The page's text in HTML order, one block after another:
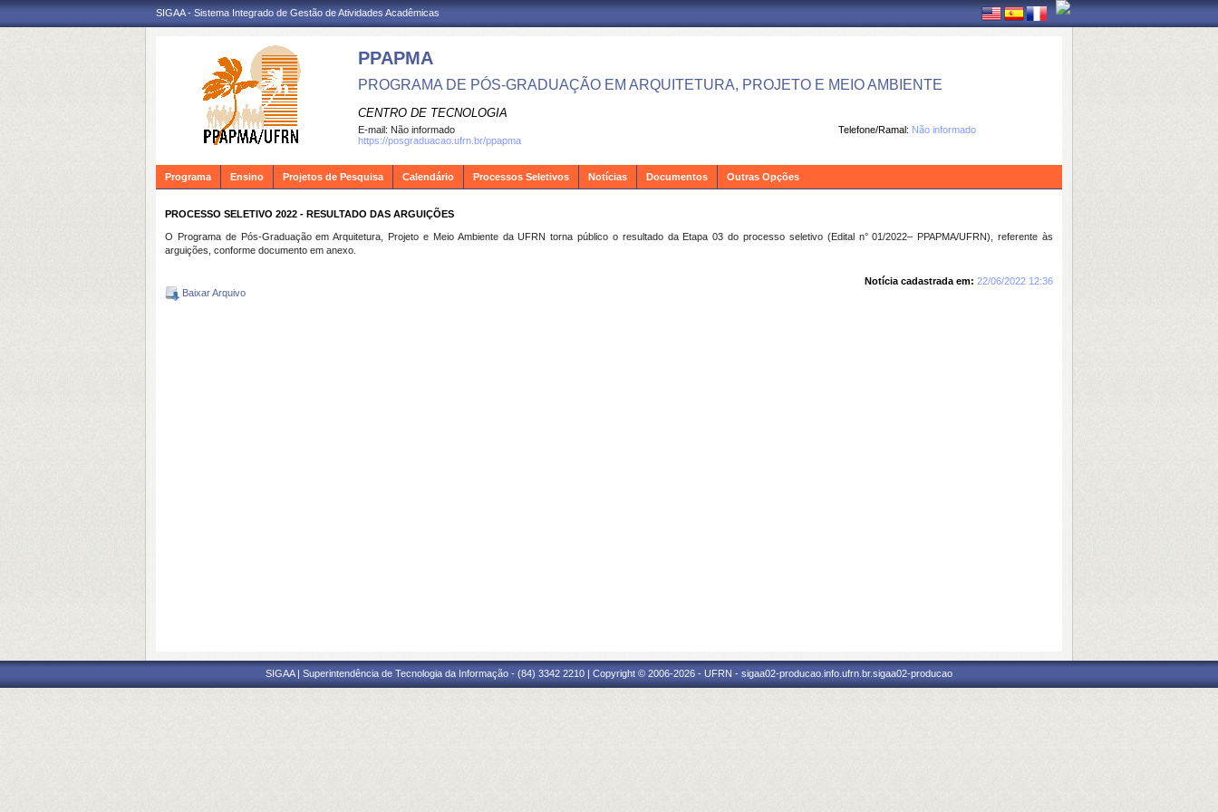
SIGAA - Sistema Integrado de Gestão de Atividades Acadêmicas
PPAPMA
PROGRAMA DE PÓS-GRADUAÇÃO EM ARQUITETURA, PROJETO E MEIO AMBIENTE
CENTRO DE TECNOLOGIA
Telefone/Ramal: Não informado
E-mail: Não informado
https://posgraduacao.ufrn.br/ppapma
Programa Ensino Projetos de Pesquisa Calendário Processos Seletivos Notícias Documentos Outras Opções
PROCESSO SELETIVO 2022 - RESULTADO DAS ARGUIÇÕES
O Programa de Pós-Graduação em Arquitetura, Projeto e Meio Ambiente da UFRN torna público o resultado da Etapa 03 do processo seletivo (Edital n° 01/2022– PPAPMA/UFRN), referente às
arguições, conforme documento em anexo.
Notícia cadastrada em: 22/06/2022 12:36
Baixar Arquivo
SIGAA | Superintendência de Tecnologia da Informação - (84) 3342 2210 | Copyright © 2006-2026 - UFRN - sigaa02-producao.info.ufrn.br.sigaa02-producao